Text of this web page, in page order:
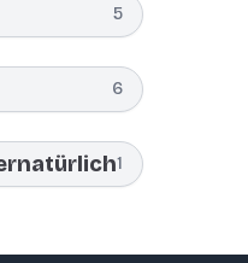
5
6
1